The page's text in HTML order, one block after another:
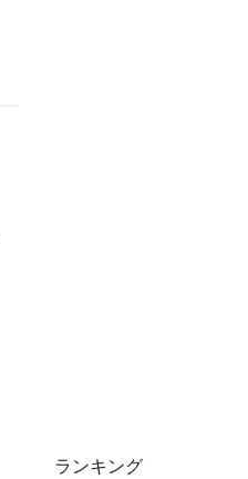
ランキング